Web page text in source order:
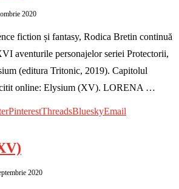
2020
fiction și fantasy, Rodica Bretin continuă
aventurile personajelor seriei Protectorii,
(editura Tritonic, 2019). Capitolul
citit online: Elysium (XV). LORENA …
PinterestThreadsBlueskyEmail
2020